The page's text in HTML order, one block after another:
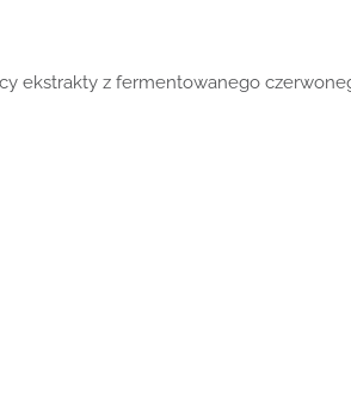
ekstrakty z fermentowanego